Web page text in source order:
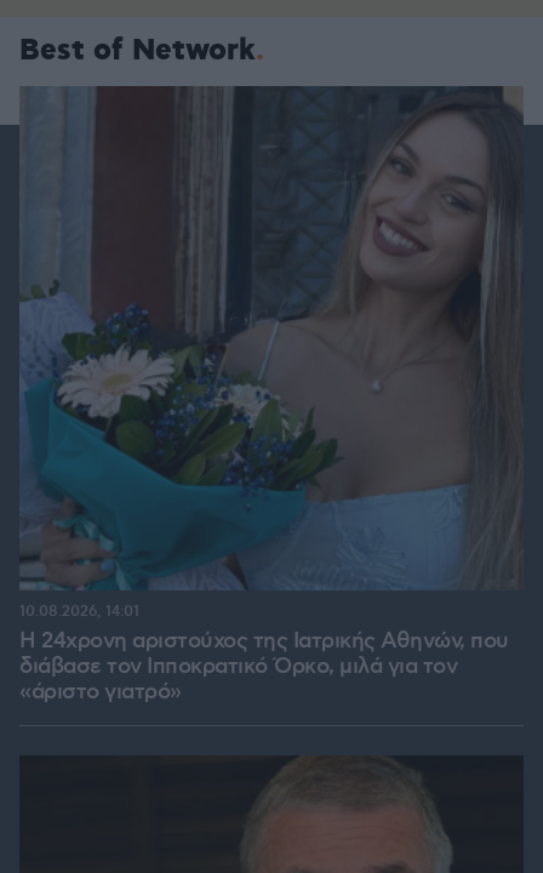
Best of Network
Η 24χρονη αριστούχος της Ιατρικής Αθηνών, που
διάβασε τον Ιπποκρατικό Όρκο, μιλά για τον
«άριστο γιατρό»
10.08.2026, 14:01